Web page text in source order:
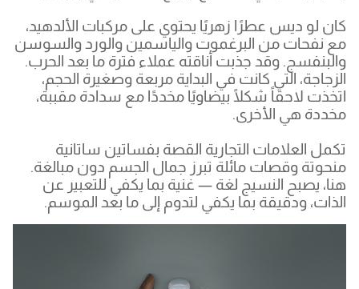
كان لو ديس عطرًا زهريًا يحتوي على مركبات الألدهيد،
مع نفحات من البرغموت والياسمين والورد والسوسن
والبنفسج. وقد جذبت أناقته عملاء فترة ما بعد الحرب.
الزجاجة، التي كانت في البداية مربعة وصغيرة الحجم،
اتخذت لاحقاً شكلًا بيضاويًا مخددًا مع سدادة مقببة،
مخددة هي الأخرى.
تكمل العلامات التجارية القصة بفساتين ساتانية
منحوتة وقصات مائلة تبرز جمال الجسم دون مبالغة.
هنا، يصبح النسيج لغة — غنية بما يكفي للتعبير عن
الذات، ودقيقة بما يكفي لتدوم إلى ما بعد الموسم.